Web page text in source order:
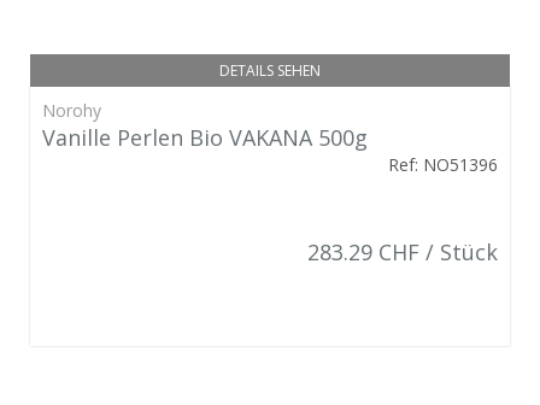
DETAILS SEHEN
Norohy
Vanille Perlen Bio VAKANA 500g
Ref: NO51396
283.29 CHF / Stück